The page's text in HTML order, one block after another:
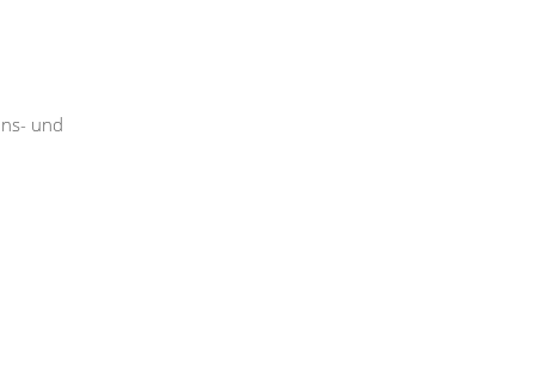
und